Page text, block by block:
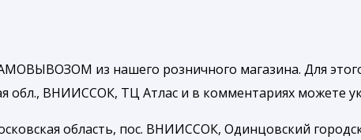
из нашего розничного магазина. Для
ВНИИССОК, ТЦ Атлас и в комментариях можете
область, пос. ВНИИССОК, Одинцовский